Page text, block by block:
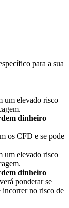
para a sua
um elevado risco
dinheiro
os CFD e se pode
um elevado risco
dinheiro
ponderar se
incorrer no risco de